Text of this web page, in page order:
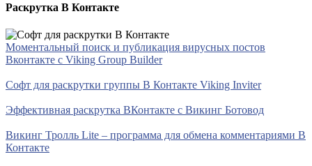
Раскрутка В Контакте
Моментальный поиск и публикация вирусных постов
Вконтакте с Viking Group Builder
Софт для раскрутки группы В Контакте Viking Inviter
Эффективная раскрутка ВКонтакте с Викинг Ботовод
Викинг Тролль Lite – программа для обмена комментариями В
Контакте